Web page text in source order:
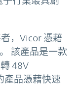
，Vicor 憑藉
該產品是一款
48V
產品憑藉快速